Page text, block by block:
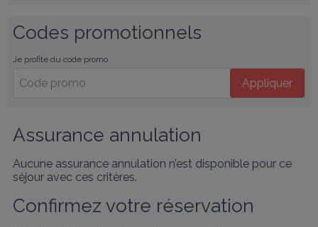
Codes promotionnels
Je profite du code promo
Appliquer
Assurance annulation
Aucune assurance annulation n’est disponible pour ce
séjour avec ces critères.
Confirmez votre réservation